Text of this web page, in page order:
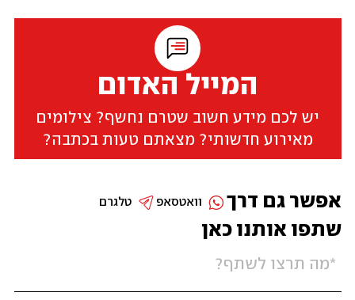
המייל האדום
יש לכם מידע חשוב שטרם נחשף? צילומים
מאירוע חדשותי? מצאתם טעות בכתבה?
שתפו אותנו כאן
אפשר גם דרך טלגרם וואטסאפ